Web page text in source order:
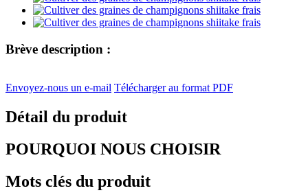
Brève description :
Envoyez-nous un e-mail Télécharger au format PDF
Détail du produit
POURQUOI NOUS CHOISIR
Mots clés du produit